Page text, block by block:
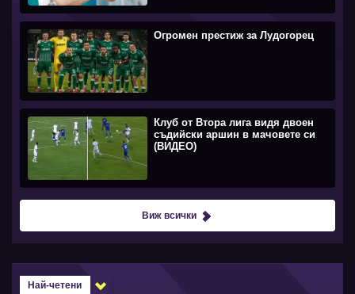
Огромен престиж за Лудогорец
Клуб от Втора лига видя двоен
съдийски аршин в мачовете си
(ВИДЕО)
Виж всички
Най-четени